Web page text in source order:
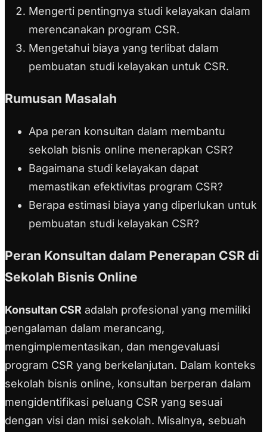
Mengerti pentingnya studi kelayakan dalam
merencanakan program CSR.
Mengetahui biaya yang terlibat dalam
pembuatan studi kelayakan untuk CSR.
Rumusan Masalah
Apa peran konsultan dalam membantu
sekolah bisnis online menerapkan CSR?
Bagaimana studi kelayakan dapat
memastikan efektivitas program CSR?
Berapa estimasi biaya yang diperlukan untuk
pembuatan studi kelayakan CSR?
Peran Konsultan dalam Penerapan CSR di
Sekolah Bisnis Online
Konsultan CSR adalah profesional yang memiliki
pengalaman dalam merancang,
mengimplementasikan, dan mengevaluasi
program CSR yang berkelanjutan. Dalam konteks
sekolah bisnis online, konsultan berperan dalam
mengidentifikasi peluang CSR yang sesuai
dengan visi dan misi sekolah. Misalnya, sebuah